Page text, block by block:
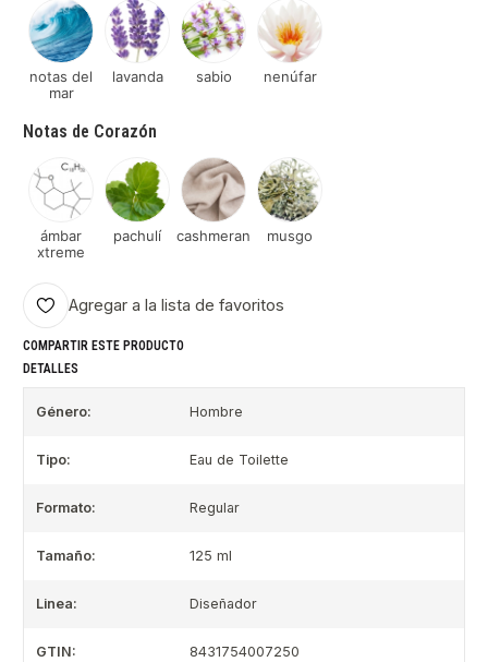
notas del
mar
lavanda sabio nenúfar
Notas de Corazón
ámbar
xtreme
pachulí cashmeran musgo
Agregar a la lista de favoritos
COMPARTIR ESTE PRODUCTO
DETALLES
Género: Hombre
Tipo: Eau de Toilette
Formato: Regular
Tamaño: 125 ml
Linea: Diseñador
GTIN: 8431754007250